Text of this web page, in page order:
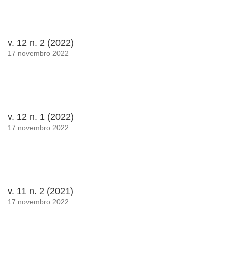
v. 12 n. 2 (2022)
17 novembro 2022
v. 12 n. 1 (2022)
17 novembro 2022
v. 11 n. 2 (2021)
17 novembro 2022